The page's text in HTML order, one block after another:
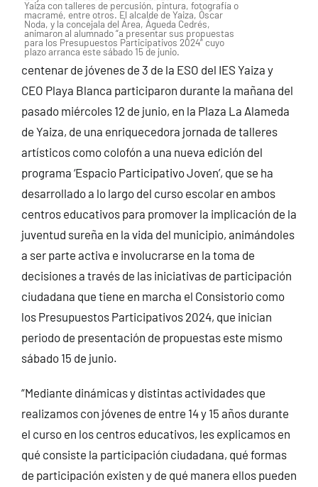
Yaiza con talleres de percusión, pintura, fotografía o
macramé, entre otros. El alcalde de Yaiza, Óscar
Noda, y la concejala del Área, Águeda Cedrés,
animaron al alumnado “a presentar sus propuestas
para los Presupuestos Participativos 2024” cuyo
plazo arranca este sábado 15 de junio.
centenar de jóvenes de 3 de la ESO del IES Yaiza y
CEO Playa Blanca participaron durante la mañana del
pasado miércoles 12 de junio, en la Plaza La Alameda
de Yaiza, de una enriquecedora jornada de talleres
artísticos como colofón a una nueva edición del
programa ‘Espacio Participativo Joven’, que se ha
desarrollado a lo largo del curso escolar en ambos
centros educativos para promover la implicación de la
juventud sureña en la vida del municipio, animándoles
a ser parte activa e involucrarse en la toma de
decisiones a través de las iniciativas de participación
ciudadana que tiene en marcha el Consistorio como
los Presupuestos Participativos 2024, que inician
periodo de presentación de propuestas este mismo
sábado 15 de junio.
“Mediante dinámicas y distintas actividades que
realizamos con jóvenes de entre 14 y 15 años durante
el curso en los centros educativos, les explicamos en
qué consiste la participación ciudadana, qué formas
de participación existen y de qué manera ellos pueden